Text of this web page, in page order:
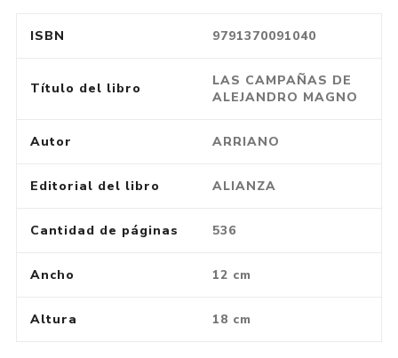
ISBN 9791370091040
Título del libro
LAS CAMPAÑAS DE
ALEJANDRO MAGNO
Autor ARRIANO
Editorial del libro ALIANZA
Cantidad de páginas 536
Ancho 12 cm
Altura 18 cm